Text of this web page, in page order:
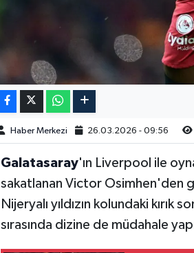
Haber Merkezi 26.03.2026 - 09:56
Galatasaray'ın Liverpool ile
sakatlanan Victor Osimhen'den
Nijeryalı yıldızın kolundaki kırık
sırasında dizine de müdahale